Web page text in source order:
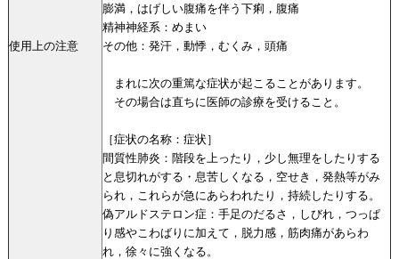
使用上の注意
膨満，はげしい腹痛を伴う下痢，腹痛
精神神経系：めまい
その他：発汗，動悸，むくみ，頭痛
まれに次の重篤な症状が起こることがあります。
その場合は直ちに医師の診療を受けること。
［症状の名称：症状］
間質性肺炎：階段を上ったり，少し無理をしたりする
と息切れがする・息苦しくなる，空せき，発熱等がみ
られ，これらが急にあらわれたり，持続したりする。
偽アルドステロン症：手足のだるさ，しびれ，つっぱ
り感やこわばりに加えて，脱力感，筋肉痛があらわ
れ，徐々に強くなる。